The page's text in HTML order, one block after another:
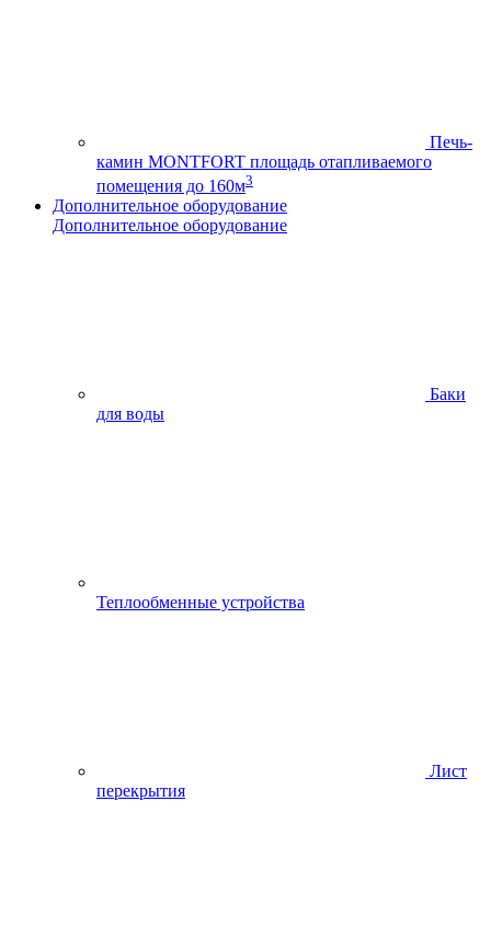
Печь-
камин MONTFORT площадь отапливаемого
помещения до 160м3
Дополнительное оборудование
Дополнительное оборудование
Баки
для воды
Теплообменные устройства
Лист
перекрытия